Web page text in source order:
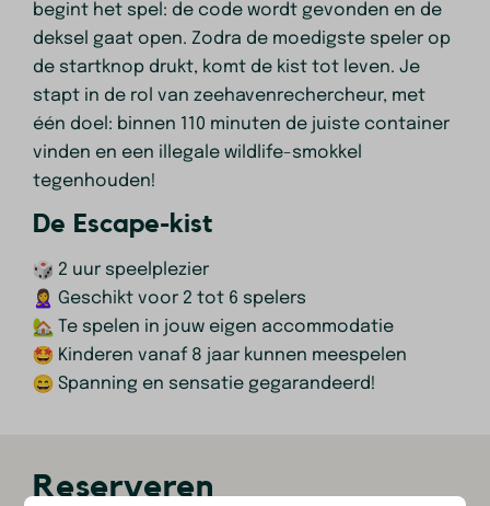
begint het spel: de code wordt gevonden en de
deksel gaat open. Zodra de moedigste speler op
de startknop drukt, komt de kist tot leven. Je
stapt in de rol van zeehavenrechercheur, met
één doel: binnen 110 minuten de juiste container
vinden en een illegale wildlife-smokkel
tegenhouden!
De Escape-kist
2 uur speelplezier
Geschikt voor 2 tot 6 spelers
Te spelen in jouw eigen accommodatie
Kinderen vanaf 8 jaar kunnen meespelen
Spanning en sensatie gegarandeerd!
Reserveren